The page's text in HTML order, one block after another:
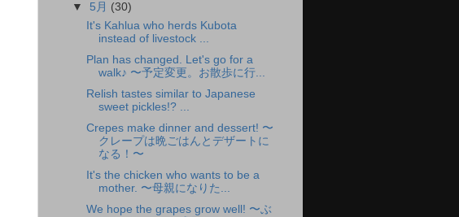
▼ 5月 (30)
It's Kahlua who herds Kubota
instead of livestock ...
Plan has changed. Let's go for a
walk♪ 〜予定変更。お散歩に行...
Relish tastes similar to Japanese
sweet pickles!? ...
Crepes make dinner and dessert! 〜
クレープは晩ごはんとデザートに
なる！〜
It's the chicken who wants to be a
mother. 〜母親になりた...
We hope the grapes grow well! 〜ぶ